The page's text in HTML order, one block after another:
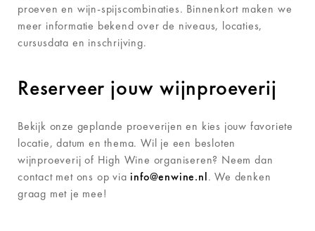
proeven en wijn-spijscombinaties. Binnenkort maken we
meer informatie bekend over de niveaus, locaties,
cursusdata en inschrijving.
Reserveer jouw wijnproeverij
Bekijk onze geplande proeverijen en kies jouw favoriete
locatie, datum en thema. Wil je een besloten
wijnproeverij of High Wine organiseren? Neem dan
contact met ons op via info@enwine.nl. We denken
graag met je mee!